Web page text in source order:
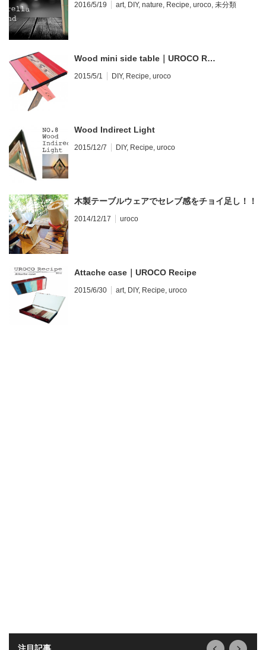
2016/5/19 art, DIY, nature, Recipe, uroco, 未分類
Wood mini side table｜UROCO R…
2015/5/1 DIY, Recipe, uroco
Wood Indirect Light
2015/12/7 DIY, Recipe, uroco
木製テーブルウェアでセレブ感をチョイ足し！！
2014/12/17 uroco
Attache case｜UROCO Recipe
2015/6/30 art, DIY, Recipe, uroco
next